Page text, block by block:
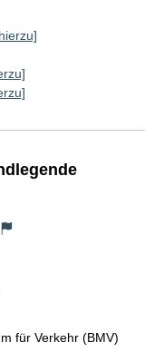
für Verkehr (BMV)